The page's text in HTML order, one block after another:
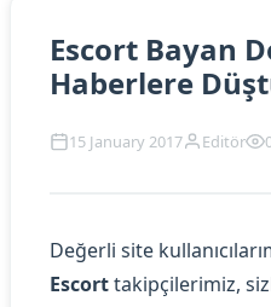
Escort Bayan
Haberlere
15 January 2017 Editör
Değerli site
Escorttakipçilerimiz,